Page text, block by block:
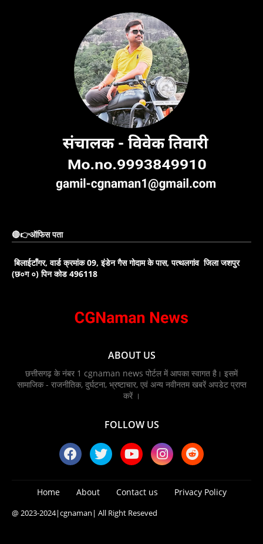
🔴👉ऑफिस पता
बिलाईटाँगर, वार्ड क्रमांक 09, इंडेन गैस गोदाम के पास, पत्थलगांव जिला जशपुर
(छ०ग ०) पिन कोड 496118
ABOUT US
छत्तीसगढ़ के नंबर 1 cgnaman news पोर्टल में आपका स्वागत है। इसमें
सामाजिक - राजनीतिक, दुर्घटना, भ्रष्टाचार, एवं अन्य नवीनतम खबरें अपडेट प्राप्त
करें ।
FOLLOW US
Home About Contact us Privacy Policy
@ 2023-2024|cgnaman| All Right Reseved